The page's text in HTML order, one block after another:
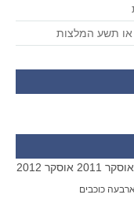
אוסקר 2011 אוסקר 2012
ארבעה כוכבים